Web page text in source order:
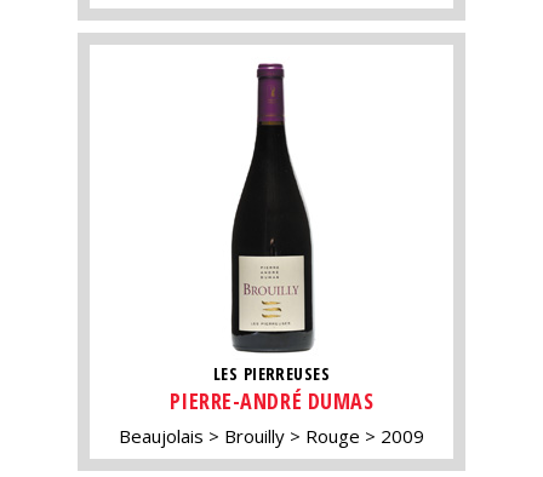
LES PIERREUSES
PIERRE-ANDRÉ DUMAS
Beaujolais Brouilly Rouge 2009